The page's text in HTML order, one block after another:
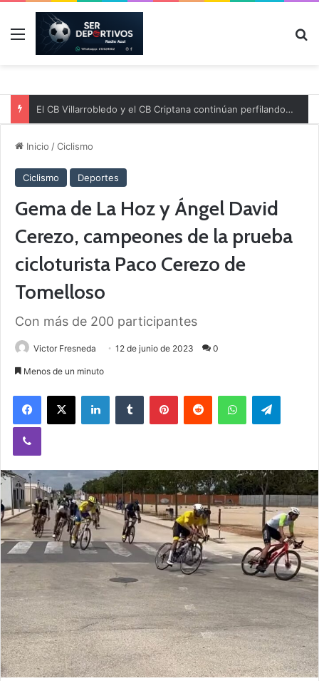
Menú
El CB Villarrobledo y el CB Criptana continúan perfilando sus plantillas
Inicio /Ciclismo
Ciclismo Deportes
Gema de La Hoz y Ángel David
Cerezo, campeones de la prueba
cicloturista Paco Cerezo de
Tomelloso
Con más de 200 participantes
Victor Fresneda 12 de junio de 2023 0
Menos de un minuto